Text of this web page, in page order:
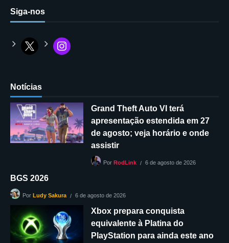
Siga-nos
Notícias
Grand Theft Auto VI terá
apresentação estendida em 27
de agosto; veja horário e onde
assistir
Por RodLink 6 de agosto de 2026
BGS 2026
Por Ludy Sakura 6 de agosto de 2026
Xbox prepara conquista
equivalente à Platina do
PlayStation para ainda este ano